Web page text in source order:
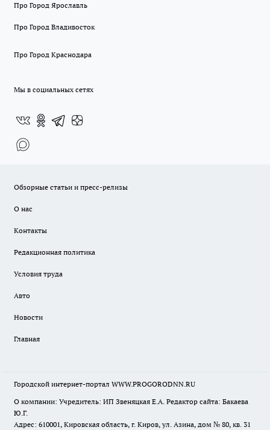
Про Город Ярославль
Про Город Владивосток
Про Город Краснодара
Мы в социальных сетях
Обзорные статьи и пресс-релизы
О нас
Контакты
Редакционная политика
Условия труда
Авто
Новости
Главная
Городской интернет-портал WWW.PROGORODNN.RU
О компании: Учредитель: ИП Звеняцкая Е.А. Редактор сайта: Бакаева
Ю.Г.
Адрес: 610001, Кировская область, г. Киров, ул. Азина, дом № 80, кв. 31